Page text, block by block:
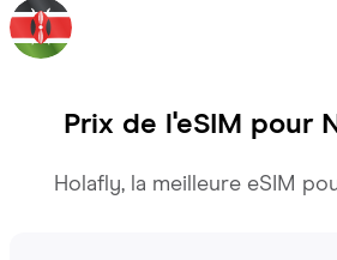
Prix de l'eSIM pour
Holafly, la meilleure eSIM